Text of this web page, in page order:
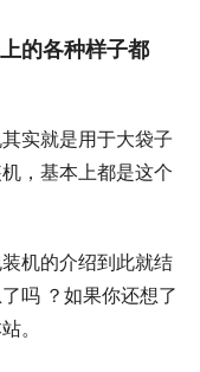
的各种样子都
实就是用于大袋子
，基本上都是这个
机的介绍到此就结
吗 ？如果你还想了
。